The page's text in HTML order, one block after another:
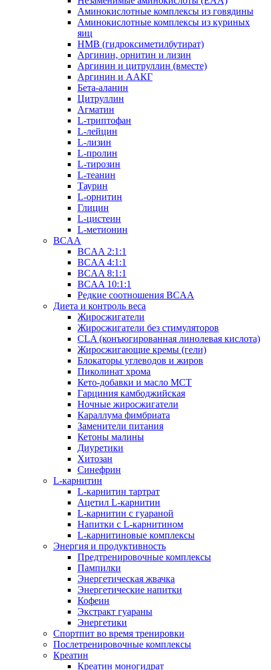
Аминокислотные комплексы из говядины
Аминокислотные комплексы из куриных
яиц
HMB (гидроксиметилбутират)
Аргинин, орнитин и лизин
Аргинин и цитруллин (вместе)
Аргинин и ААКГ
Бета-аланин
Цитруллин
Агматин
L-триптофан
L-лейцин
L-лизин
L-пролин
L-тирозин
L-теанин
Таурин
L-орнитин
Глицин
L-цистеин
L-метионин
BCAA
BCAA 2:1:1
BCAA 4:1:1
BCAA 8:1:1
BCAA 10:1:1
Редкие соотношения BCAA
Диета и контроль веса
Жиросжигатели
Жиросжигатели без стимуляторов
CLA (конъюгированная линолевая кислота)
Жиросжигающие кремы (гели)
Блокаторы углеводов и жиров
Пиколинат хрома
Кето-добавки и масло МСТ
Гарциния камбоджийская
Ночные жиросжигатели
Караллума фимбриата
Заменители питания
Кетоны малины
Диуретики
Хитозан
Синефрин
L-карнитин
L-карнитин тартрат
Ацетил L-карнитин
L-карнитин с гуараной
Напитки c L-карнитином
L-карнитиновые комплексы
Энергия и продуктивность
Предтренировочные комплексы
Пампилки
Энергетическая жвачка
Энергетические напитки
Кофеин
Экстракт гуараны
Энергетики
Спортпит во время тренировки
Послетренировочные комплексы
Креатин
Креатин моногидрат